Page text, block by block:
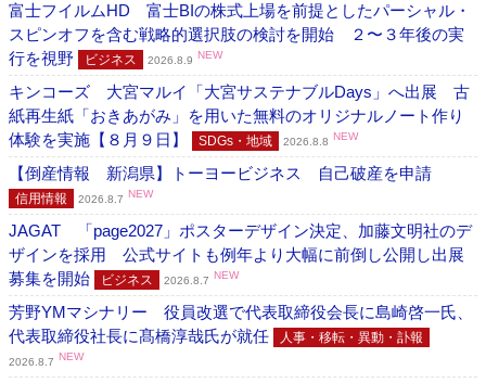
富士フイルムHD 富士BIの株式上場を前提としたパーシャル・
スピンオフを含む戦略的選択肢の検討を開始 ２〜３年後の実
行を視野
ビジネス 2026.8.9 NEW
キンコーズ 大宮マルイ「大宮サステナブルDays」へ出展 古
紙再生紙「おきあがみ」を用いた無料のオリジナルノート作り
体験を実施【８月９日】
SDGs・地域 2026.8.8 NEW
【倒産情報 新潟県】トーヨービジネス 自己破産を申請
信用情報 2026.8.7 NEW
JAGAT 「page2027」ポスターデザイン決定、加藤文明社のデ
ザインを採用 公式サイトも例年より大幅に前倒し公開し出展
募集を開始
ビジネス 2026.8.7 NEW
芳野YMマシナリー 役員改選で代表取締役会長に島崎啓一氏、
代表取締役社長に髙橋淳哉氏が就任
人事・移転・異動・訃報
2026.8.7 NEW